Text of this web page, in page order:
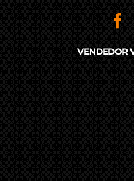
VENDEDOR